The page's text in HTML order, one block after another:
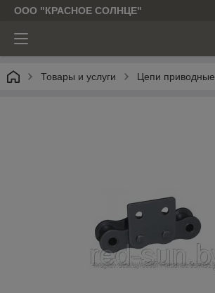
ООО "КРАСНОЕ СОЛНЦЕ"
Товары и услуги Цепи приводные